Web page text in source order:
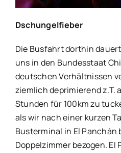
Dschungelfieber
Die Busfahrt dorthin
uns in den Bundesstaat
deutschen Verhältnissen
ziemlich deprimierend z.T.
Stunden für 100km zu
als wir nach einer kurzen
Busterminal in El Panchán
Doppelzimmer bezogen. El